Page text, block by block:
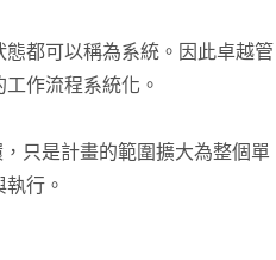
都可以稱為系統。因此卓越管
作流程系統化。
只是計畫的範圍擴大為整個單
行。